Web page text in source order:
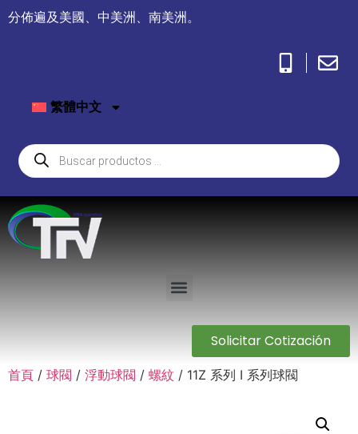
分佈遍及美國、中美洲、南美洲。
繁體中文
Solicitar Cotización
首頁 / 球閥 / 浮動球閥 / 螺紋 / 11Z 系列 I 系列球閥